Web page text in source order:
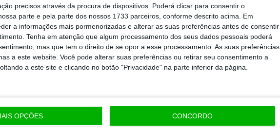
precisos através da procura de dispositivos. Poderá clicar para consentir o
parte e pela parte dos nossos 1733 parceiros, conforme descrito acima. Em
a informações mais pormenorizadas e alterar as suas preferências antes de consentir
Tenha em atenção que algum processamento dos seus dados pessoais poderá
mas que tem o direito de se opor a esse processamento. As suas preferências
a este website. Você pode alterar suas preferências ou retirar seu consentimento a
a este site e clicando no botão "Privacidade" na parte inferior da página.
OPÇÕES CONCORDO
cerca de 5% das exportações portuguesas
(INE), referidos pela Autoeuropa,
tem um impacto indireto superior ao
da Autoeuropa têm um valor
produção da Autoeuropa”.
a produção do novo modelo T-